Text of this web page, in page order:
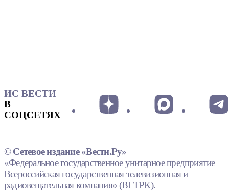
ИС ВЕСТИ
В
СОЦСЕТЯХ
© Сетевое издание «Вести.Ру»
«Федеральное государственное унитарное предприятие
Всероссийская государственная телевизионная и
радиовещательная компания» (ВГТРК).